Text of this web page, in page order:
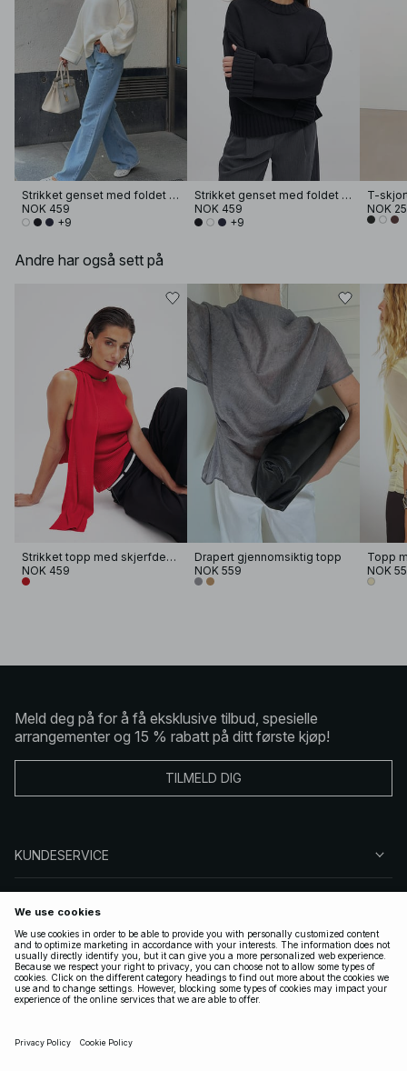
Strikket genset med foldet erme
NOK 459
+9
Strikket genset med foldet erme
NOK 459
+9
T-
NOK
Andre har også sett på
Strikket topp med skjerfdetaljer
NOK 459
Drapert gjennomsiktig topp
NOK 559
Topp
NOK
Meld deg på for å få eksklusive tilbud, spesielle
arrangementer og 15 % rabatt på ditt første kjøp!
TILMELD DIG
KUNDESERVICE
FØLG OSS
LOVLIG